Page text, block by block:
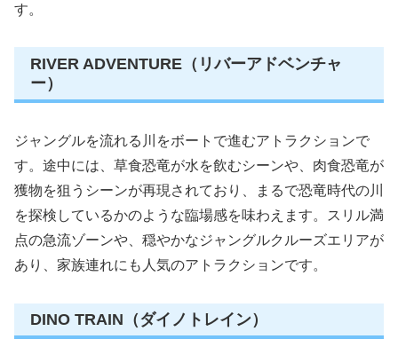
す。
RIVER ADVENTURE（リバーアドベンチャ
ー）
ジャングルを流れる川をボートで進むアトラクションで
す。途中には、草食恐竜が水を飲むシーンや、肉食恐竜が
獲物を狙うシーンが再現されており、まるで恐竜時代の川
を探検しているかのような臨場感を味わえます。スリル満
点の急流ゾーンや、穏やかなジャングルクルーズエリアが
あり、家族連れにも人気のアトラクションです。
DINO TRAIN（ダイノトレイン）